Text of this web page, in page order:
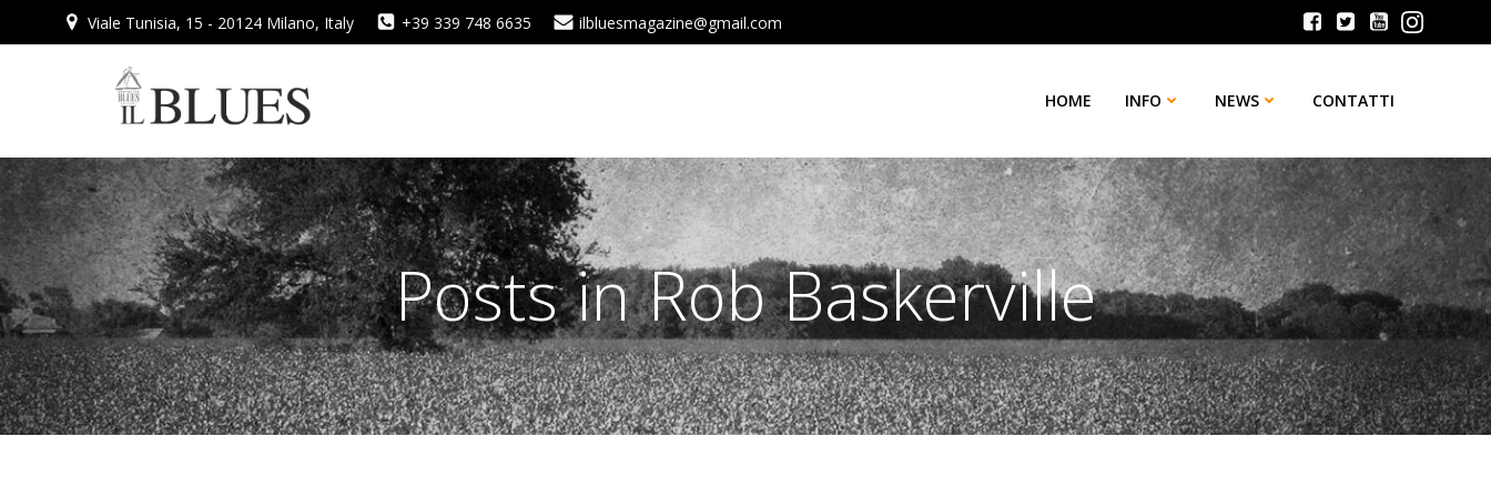
al
Viale Tunisia, 15 - 20124 Milano, Italy +39 339 748 6635 ilbluesmagazine@gmail.com
HOME INFO NEWS CONTATTI
Posts in Rob Baskerville